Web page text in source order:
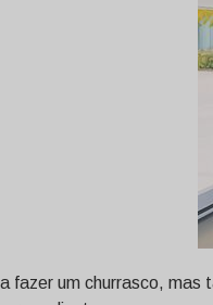
fazer um churrasco,